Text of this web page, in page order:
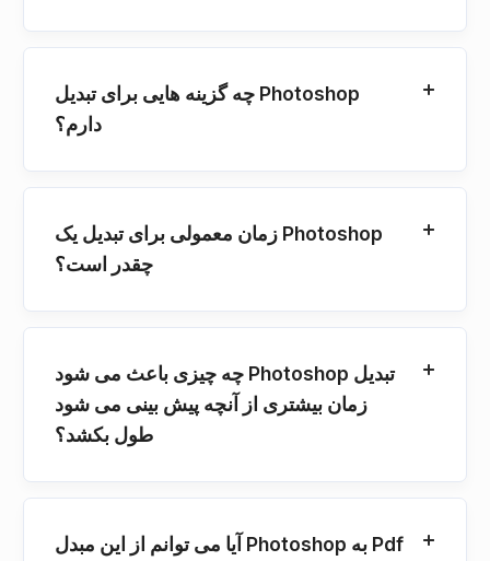
چه گزینه هایی برای تبدیل Photoshop
دارم؟
زمان معمولی برای تبدیل یک Photoshop
چقدر است؟
چه چیزی باعث می شود Photoshop تبدیل
زمان بیشتری از آنچه پیش بینی می شود
طول بکشد؟
آیا می توانم از این مبدل Photoshop به Pdf